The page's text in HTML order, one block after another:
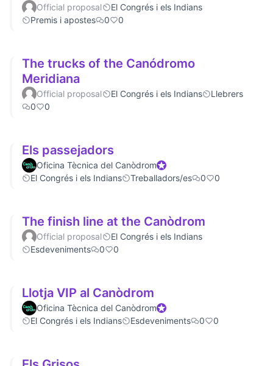
Official proposal
El Congrés i els Indians
Premis i apostes
0 0
The trucks of the Canódromo
Meridiana
Official proposal El Congrés i els Indians
Llebrers
0
0
Els passejadors
Oficina Tècnica del CanòdromOfficial participant
El Congrés i els Indians
Treballadors/es 0 0
The finish line at the Canòdrom
Official proposal
El Congrés i els Indians
Esdeveniments
0 0
Llotja VIP al Canòdrom
Oficina Tècnica del CanòdromOfficial participant
El Congrés i els Indians
Esdeveniments 0 0